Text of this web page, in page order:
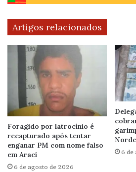
Artigos relacionados
Foragido por latrocínio é
recapturado após tentar
enganar PM com nome falso
em Araci
6 de agosto de 2026
6 de